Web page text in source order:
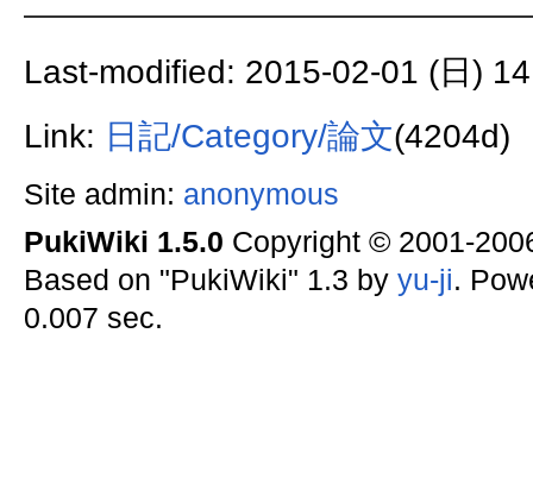
Last-modified: 2015-02-01 (日)
Link: 日記/Category/論文(4204d)
Site admin: anonymous
PukiWiki 1.5.0 Copyright © 2001-
Based on "PukiWiki" 1.3 by yu-ji.
0.007 sec.